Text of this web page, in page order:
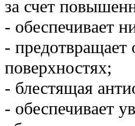
за счет
- обеспечивает
- предотвращает
поверхностях;
- блестящая
- обеспечивает